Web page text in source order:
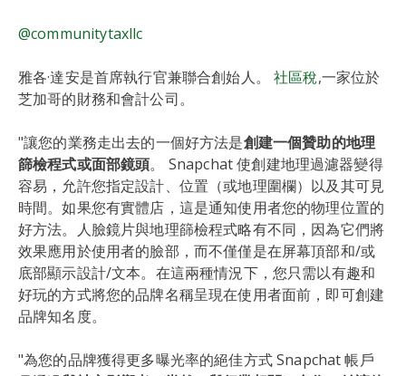
@communitytaxllc
雅各·達安是首席執行官兼聯合創始人。社區稅,一家位於
芝加哥的財務和會計公司。
"讓您的業務走出去的一個好方法是創建一個贊助的地理
篩檢程式或面部鏡頭。 Snapchat 使創建地理過濾器變得
容易，允許您指定設計、位置（或地理圍欄）以及其可見
時間。如果您有實體店，這是通知使用者您的物理位置的
好方法。人臉鏡片與地理篩檢程式略有不同，因為它們將
效果應用於使用者的臉部，而不僅僅是在屏幕頂部和/或
底部顯示設計/文本。在這兩種情況下，您只需以有趣和
好玩的方式將您的品牌名稱呈現在使用者面前，即可創建
品牌知名度。
"為您的品牌獲得更多曝光率的絕佳方式 Snapchat 帳戶